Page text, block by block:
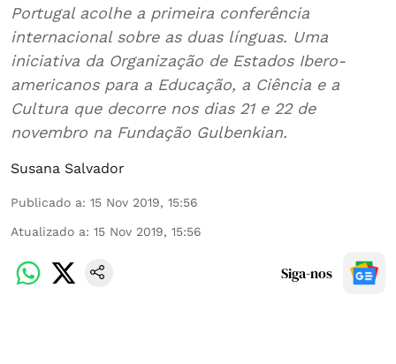
Portugal acolhe a primeira conferência
internacional sobre as duas línguas. Uma
iniciativa da Organização de Estados Ibero-
americanos para a Educação, a Ciência e a
Cultura que decorre nos dias 21 e 22 de
novembro na Fundação Gulbenkian.
Susana Salvador
Publicado a: 15 Nov 2019, 15:56
Atualizado a: 15 Nov 2019, 15:56
Siga-nos